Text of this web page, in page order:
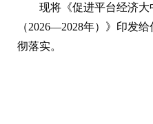
现将《促进平台经济
（2026—2028年）》印发
彻落实。